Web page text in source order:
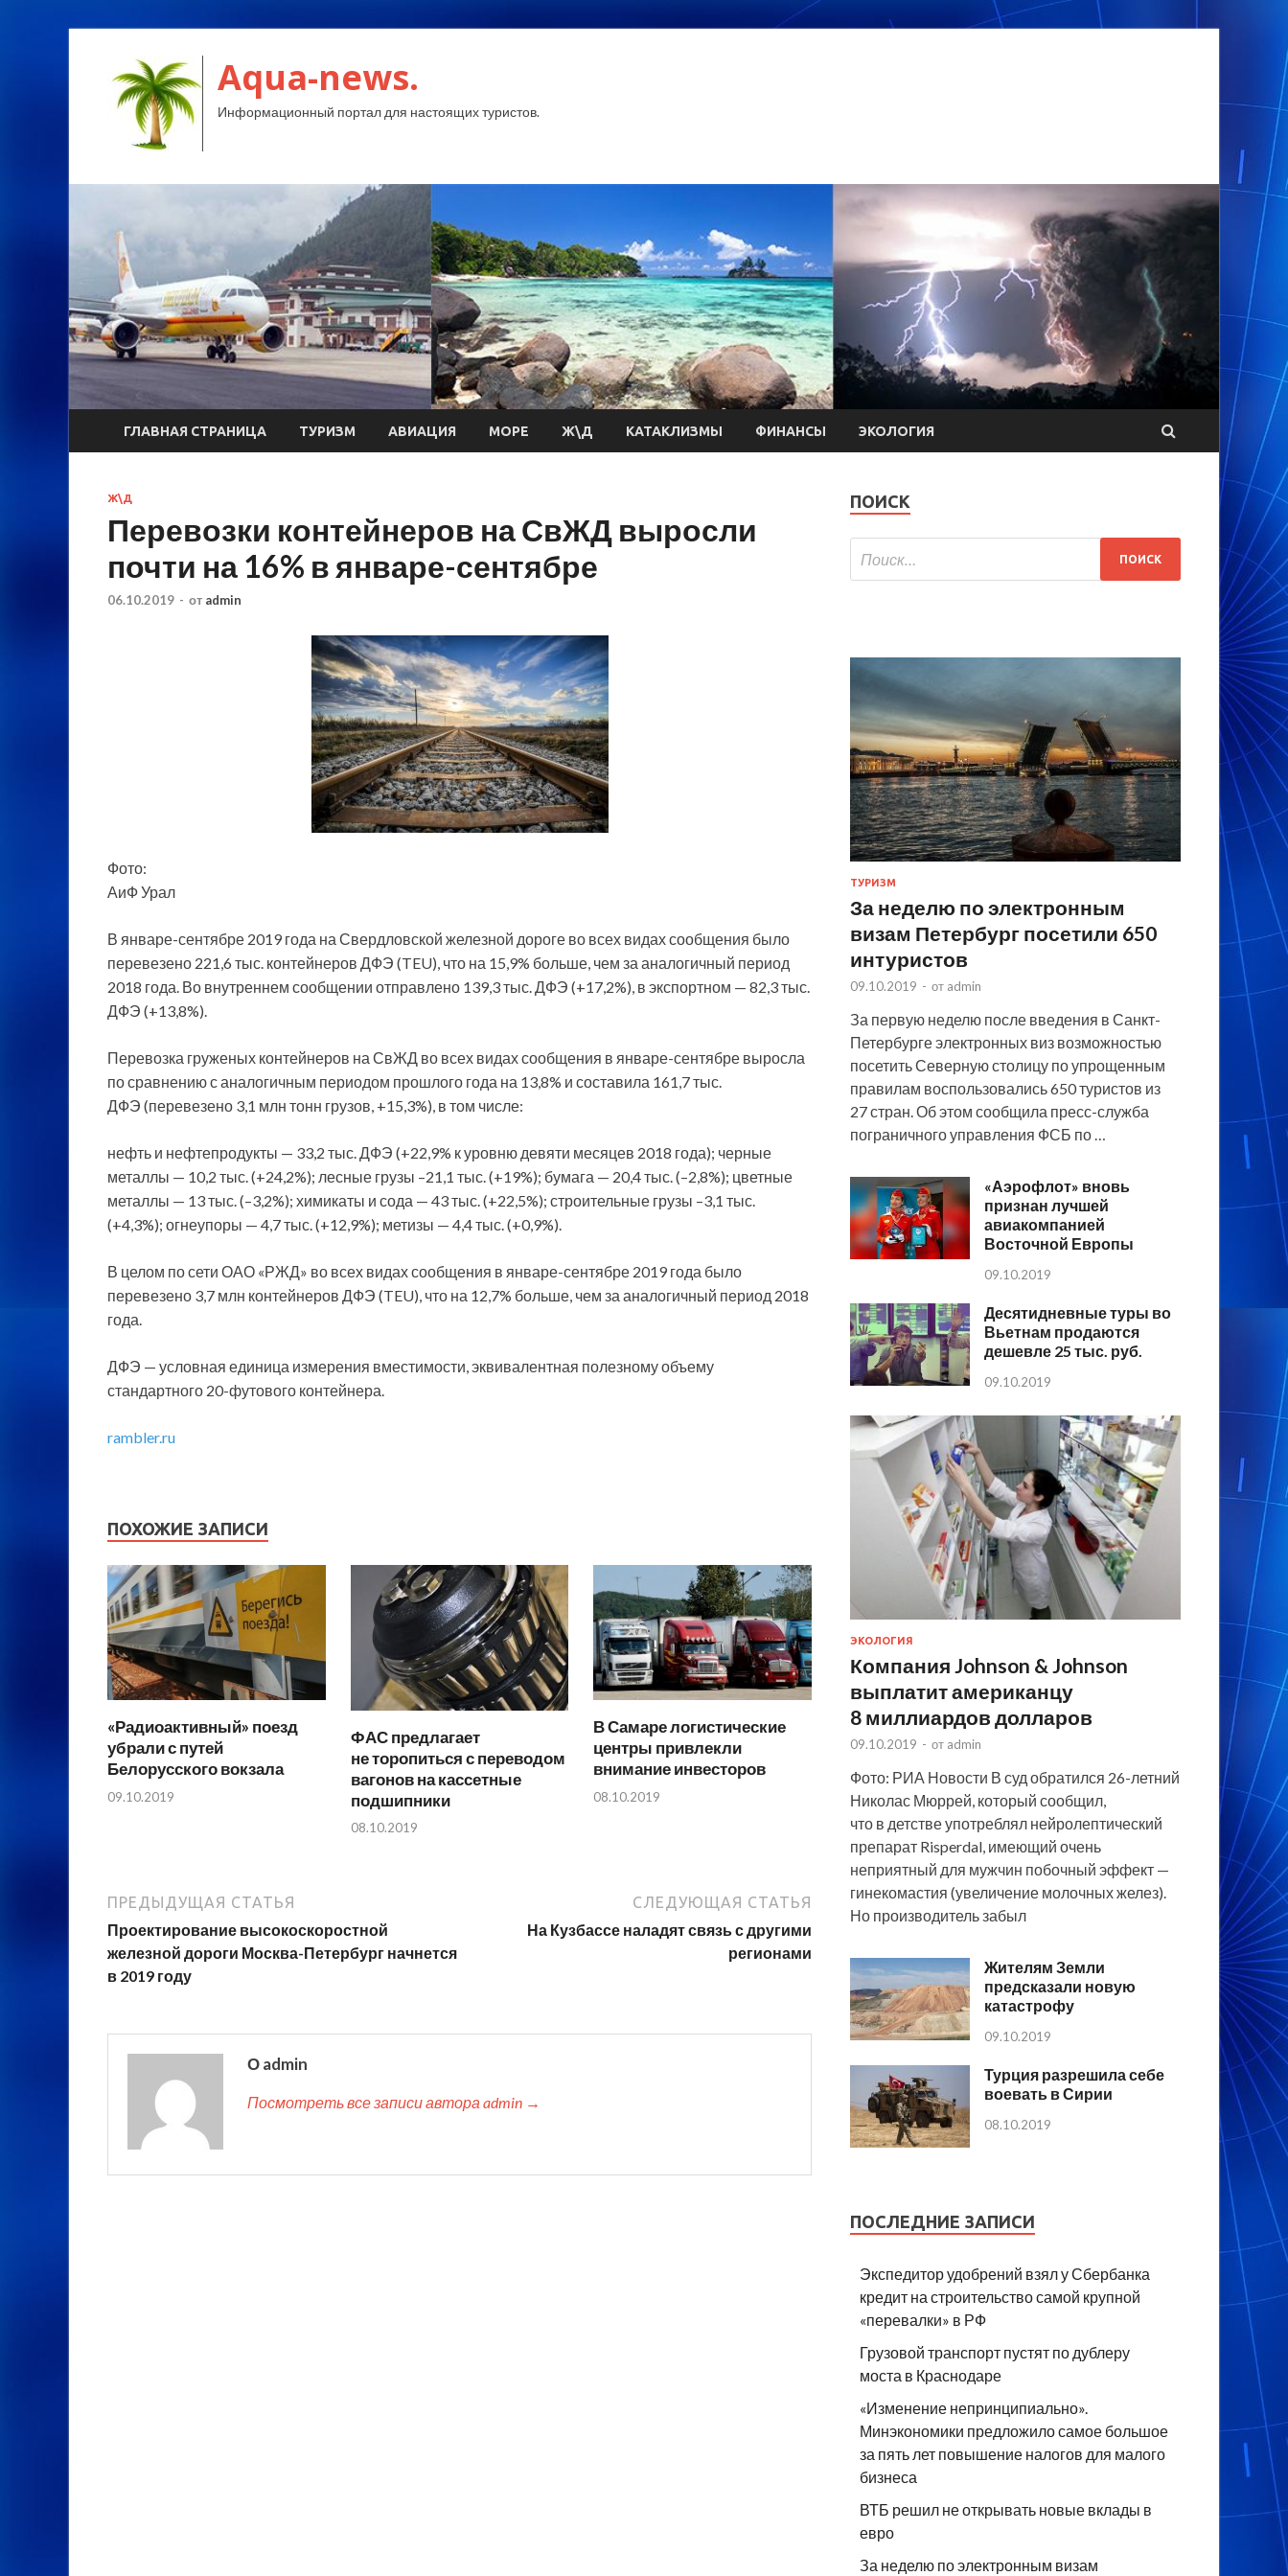
Aqua-news.
Информационный портал для настоящих туристов.
ГЛАВНАЯ СТРАНИЦА ТУРИЗМ АВИАЦИЯ МОРЕ Ж\Д КАТАКЛИЗМЫ ФИНАНСЫ ЭКОЛОГИЯ
Ж\Д
Перевозки контейнеров на СвЖД выросли
почти на 16% в январе-сентябре
06.10.2019 - от admin
Фото:
АиФ Урал
В январе-сентябре 2019 года на Свердловской железной дороге во всех видах сообщения было
перевезено 221,6 тыс. контейнеров ДФЭ (TEU), что на 15,9% больше, чем за аналогичный период
2018 года. Во внутреннем сообщении отправлено 139,3 тыс. ДФЭ (+17,2%), в экспортном — 82,3 тыс.
ДФЭ (+13,8%).
Перевозка груженых контейнеров на СвЖД во всех видах сообщения в январе-сентябре выросла
по сравнению с аналогичным периодом прошлого года на 13,8% и составила 161,7 тыс.
ДФЭ (перевезено 3,1 млн тонн грузов, +15,3%), в том числе:
нефть и нефтепродукты — 33,2 тыс. ДФЭ (+22,9% к уровню девяти месяцев 2018 года); черные
металлы — 10,2 тыс. (+24,2%); лесные грузы –21,1 тыс. (+19%); бумага — 20,4 тыс. (–2,8%); цветные
металлы — 13 тыс. (–3,2%); химикаты и сода — 43 тыс. (+22,5%); строительные грузы –3,1 тыс.
(+4,3%); огнеупоры — 4,7 тыс. (+12,9%); метизы — 4,4 тыс. (+0,9%).
В целом по сети ОАО «РЖД» во всех видах сообщения в январе-сентябре 2019 года было
перевезено 3,7 млн контейнеров ДФЭ (TEU), что на 12,7% больше, чем за аналогичный период 2018
года.
ДФЭ — условная единица измерения вместимости, эквивалентная полезному объему
стандартного 20-футового контейнера.
rambler.ru
ПОХОЖИЕ ЗАПИСИ
«Радиоактивный» поезд
убрали с путей
Белорусского вокзала
09.10.2019
ФАС предлагает
не торопиться с переводом
вагонов на кассетные
подшипники
08.10.2019
В Самаре логистические
центры привлекли
внимание инвесторов
08.10.2019
ПРЕДЫДУЩАЯ СТАТЬЯ
Проектирование высокоскоростной
железной дороги Москва-Петербург начнется
в 2019 году
СЛЕДУЮЩАЯ СТАТЬЯ
На Кузбассе наладят связь с другими
регионами
О admin
Посмотреть все записи автора admin →
ПОИСК
ТУРИЗМ
За неделю по электронным
визам Петербург посетили 650
интуристов
09.10.2019 - от admin
За первую неделю после введения в Санкт-
Петербурге электронных виз возможностью
посетить Северную столицу по упрощенным
правилам воспользовались 650 туристов из
27 стран. Об этом сообщила пресс-служба
пограничного управления ФСБ по …
«Аэрофлот» вновь
признан лучшей
авиакомпанией
Восточной Европы
09.10.2019
Десятидневные туры во
Вьетнам продаются
дешевле 25 тыс. руб.
09.10.2019
ЭКОЛОГИЯ
Компания Johnson & Johnson
выплатит американцу
8 миллиардов долларов
09.10.2019 - от admin
Фото: РИА Новости В суд обратился 26-летний
Николас Мюррей, который сообщил,
что в детстве употреблял нейролептический
препарат Risperdal, имеющий очень
неприятный для мужчин побочный эффект —
гинекомастия (увеличение молочных желез).
Но производитель забыл
Жителям Земли
предсказали новую
катастрофу
09.10.2019
Турция разрешила себе
воевать в Сирии
08.10.2019
ПОСЛЕДНИЕ ЗАПИСИ
Экспедитор удобрений взял у Сбербанка
кредит на строительство самой крупной
«перевалки» в РФ
Грузовой транспорт пустят по дублеру
моста в Краснодаре
«Изменение непринципиально».
Минэкономики предложило самое большое
за пять лет повышение налогов для малого
бизнеса
ВТБ решил не открывать новые вклады в
евро
За неделю по электронным визам